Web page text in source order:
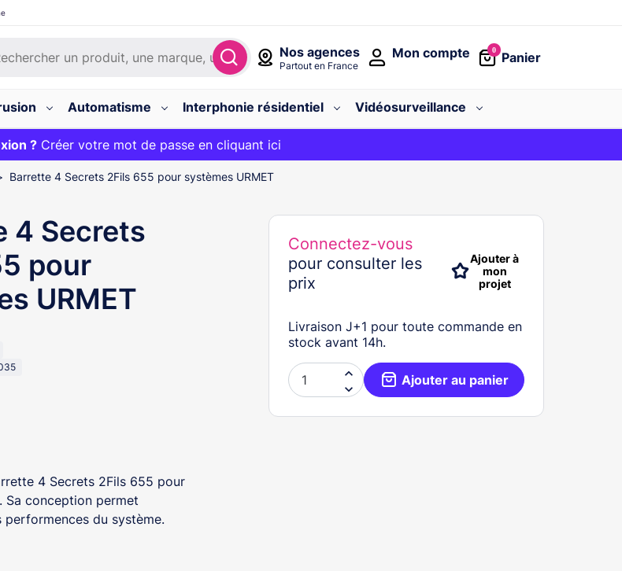
Nos agences
Partout en France
0
Panier
Mon compte
Automatisme Interphonie résidentiel
Vidéosurveillance
votre panier et livraison 24/48h gratuite avec le code
?Créer votre mot de passe en cliquant ici
Barrette 4 Secrets 2Fils 655 pour systèmes URMET
4 Secrets
pour
URMET
4 Secrets 2Fils 655 pour
Sa conception permet
du système.
Connectez-vous
pour consulter les
prix
Ajouter à
mon
projet
Livraison J+1 pour toute commande en
stock avant 14h.

 Ajouter au panier